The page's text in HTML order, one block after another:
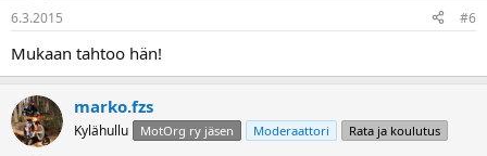
6.3.2015 #6
Mukaan tahtoo hän!
marko.fzs
Kylähullu MotOrg ry jäsen Moderaattori Rata ja koulutus